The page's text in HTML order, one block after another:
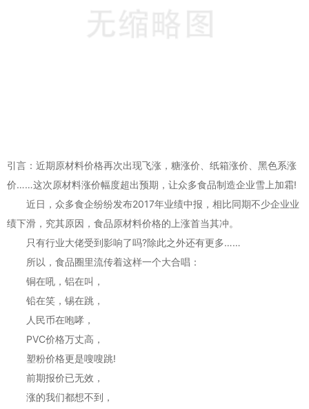
引言：近期原材料价格再次出现飞涨，糖涨价、纸箱涨价、黑色系涨
价……这次原材料涨价幅度超出预期，让众多食品制造企业雪上加霜!
近日，众多食企纷纷发布2017年业绩中报，相比同期不少企业业
绩下滑，究其原因，食品原材料价格的上涨首当其冲。
只有行业大佬受到影响了吗?除此之外还有更多……
所以，食品圈里流传着这样一个大合唱：
铜在吼，铝在叫，
铅在笑，锡在跳，
人民币在咆哮，
PVC价格万丈高，
塑粉价格更是嗖嗖跳!
前期报价已无效，
涨的我们都想不到，